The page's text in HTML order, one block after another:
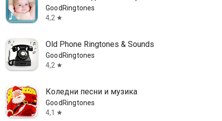
GoodRingtones
4,2 star
Old Phone Ringtones & Sounds
GoodRingtones
4,2 star
Коледни песни и музика
GoodRingtones
4,1
star